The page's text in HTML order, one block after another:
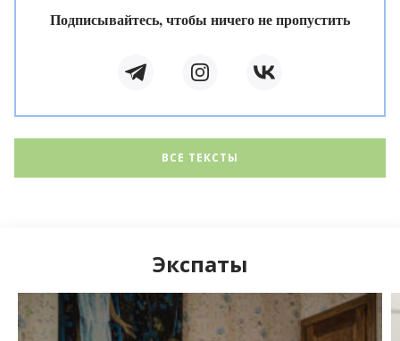
Подписывайтесь, чтобы ничего не пропустить
ВСЕ ТЕКСТЫ
Экспаты